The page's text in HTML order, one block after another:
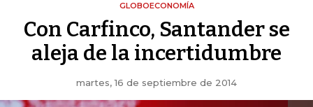
GLOBOECONOMÍA
Con Carfinco, Santander se
aleja de la incertidumbre
martes, 16 de septiembre de 2014